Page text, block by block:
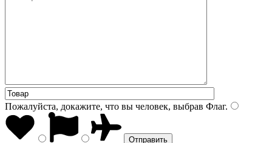
Пожалуйста, докажите, что вы человек, выбрав Флаг.